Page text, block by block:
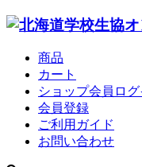
商品
カート
ショップ会員ログ
会員登録
ご利用ガイド
お問い合わせ